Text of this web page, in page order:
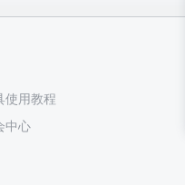
使用教程
中心